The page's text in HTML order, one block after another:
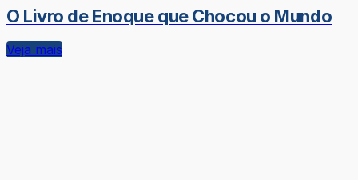
O Livro de Enoque que Chocou o Mundo
Veja mais